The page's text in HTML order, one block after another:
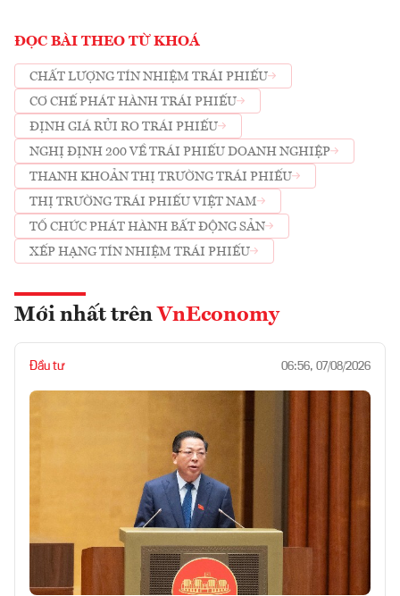
ĐỌC BÀI THEO TỪ KHOÁ
CHẤT LƯỢNG TÍN NHIỆM TRÁI PHIẾU
CƠ CHẾ PHÁT HÀNH TRÁI PHIẾU
ĐỊNH GIÁ RỦI RO TRÁI PHIẾU
NGHỊ ĐỊNH 200 VỀ TRÁI PHIẾU DOANH NGHIỆP
THANH KHOẢN THỊ TRƯỜNG TRÁI PHIẾU
THỊ TRƯỜNG TRÁI PHIẾU VIỆT NAM
TỔ CHỨC PHÁT HÀNH BẤT ĐỘNG SẢN
XẾP HẠNG TÍN NHIỆM TRÁI PHIẾU
Mới nhất trên VnEconomy
Đầu tư 06:56, 07/08/2026